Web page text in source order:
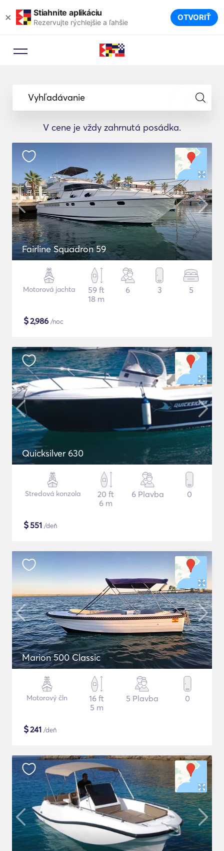
× Stiahnite aplikáciu
Rezervujte rýchlejšie a ľahšie OTVORIŤ
Vyhľadávanie
V cene je vždy zahrnutá posádka.
Fairline Squadron 59
Motorová jachta
59 ft
18 m
6 3 5
$2,986 /noc
Quicksilver 630
Stredová konzola
20 ft
6 m
6 Plavba 0
$551 /deň
Marion 500 Classic
Motorový čln
16 ft
5 m
5 Plavba 0
$241 /deň